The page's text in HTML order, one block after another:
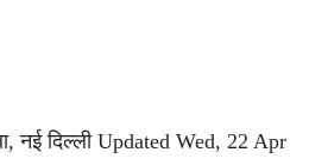
दिल्ली Updated Wed, 22 Apr